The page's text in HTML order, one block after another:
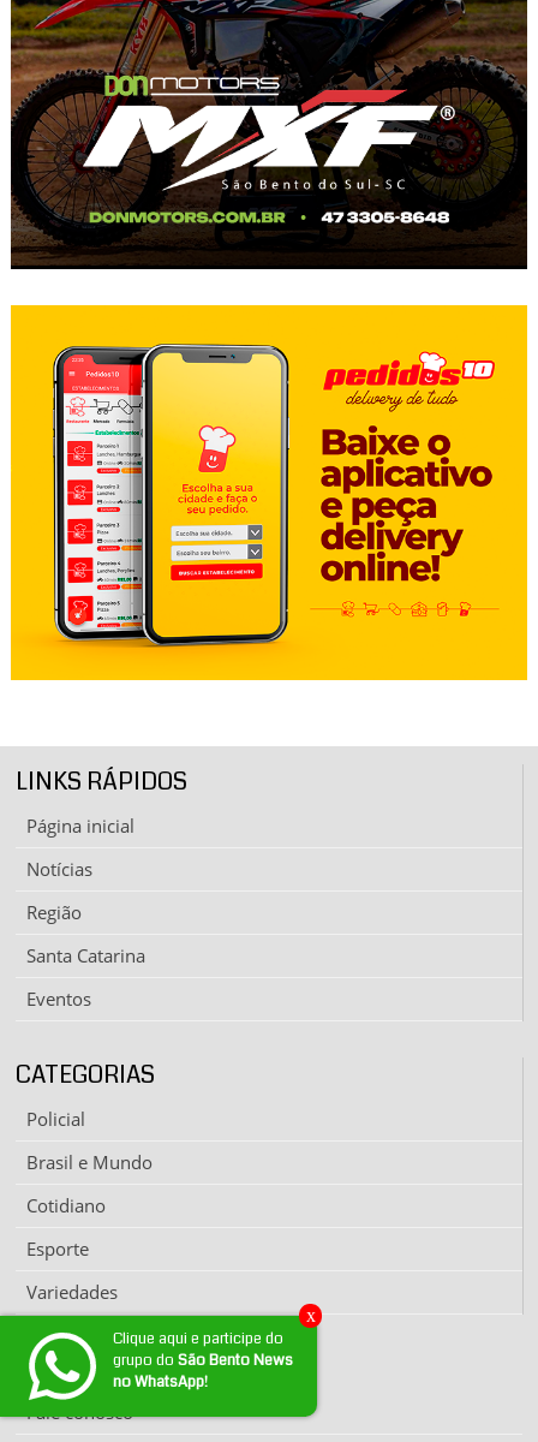
LINKS RÁPIDOS
Página inicial
Notícias
Região
Santa Catarina
Eventos
CATEGORIAS
Policial
Brasil e Mundo
Cotidiano
Esporte
Variedades
EXPEDIENTE
Fale conosco
Clique aqui e participe do
grupo do São Bento News
no WhatsApp!
x